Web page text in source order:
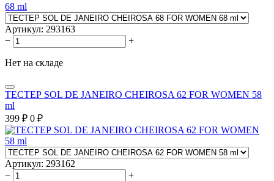
Артикул: 293163
−
+
Нет на складе
ТЕСТЕР SOL DE JANEIRO CHEIROSA 62 FOR WOMEN 58
ml
399 ₽ 0 ₽
Артикул: 293162
−
+